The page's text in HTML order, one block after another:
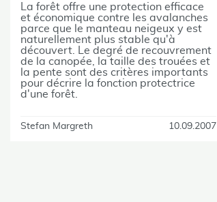
La forêt offre une protection efficace
et économique contre les avalanches
parce que le manteau neigeux y est
naturellement plus stable qu'à
découvert. Le degré de recouvrement
de la canopée, la taille des trouées et
la pente sont des critères importants
pour décrire la fonction protectrice
d'une forêt.
Stefan Margreth 10.09.2007